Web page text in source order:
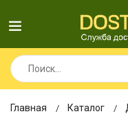
Главная Каталог